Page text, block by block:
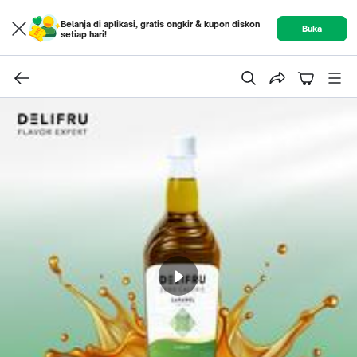
Belanja di aplikasi, gratis ongkir & kupon diskon
setiap hari!
Buka